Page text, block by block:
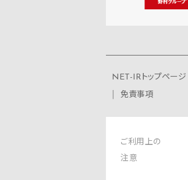
NET-IRトップページ
免責事項
ご利用上の
注意